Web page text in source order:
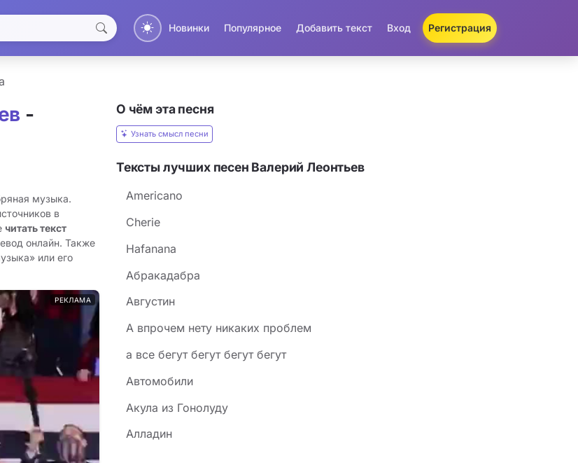
Новинки Популярное Добавить текст Вход Регистрация
-
музыка.
в
читать текст
онлайн. Также
или его
РЕКЛАМА
О чём эта песня
Узнать смысл песни
Тексты лучших песен Валерий Леонтьев
Americano
Cherie
Hafanana
Абракадабра
Августин
А впрочем нету никаких проблем
а все бегут бегут бегут бегут
Автомобили
Акула из Гонолуду
Алладин